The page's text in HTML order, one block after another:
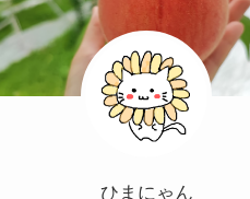
ひまにゃん